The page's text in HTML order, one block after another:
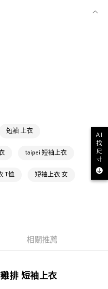
運費
運費
運費
短袖 上衣
taipei 短袖上衣
T恤 短袖上衣 女
相關推薦
排 短袖上衣
AI
找
尺
寸